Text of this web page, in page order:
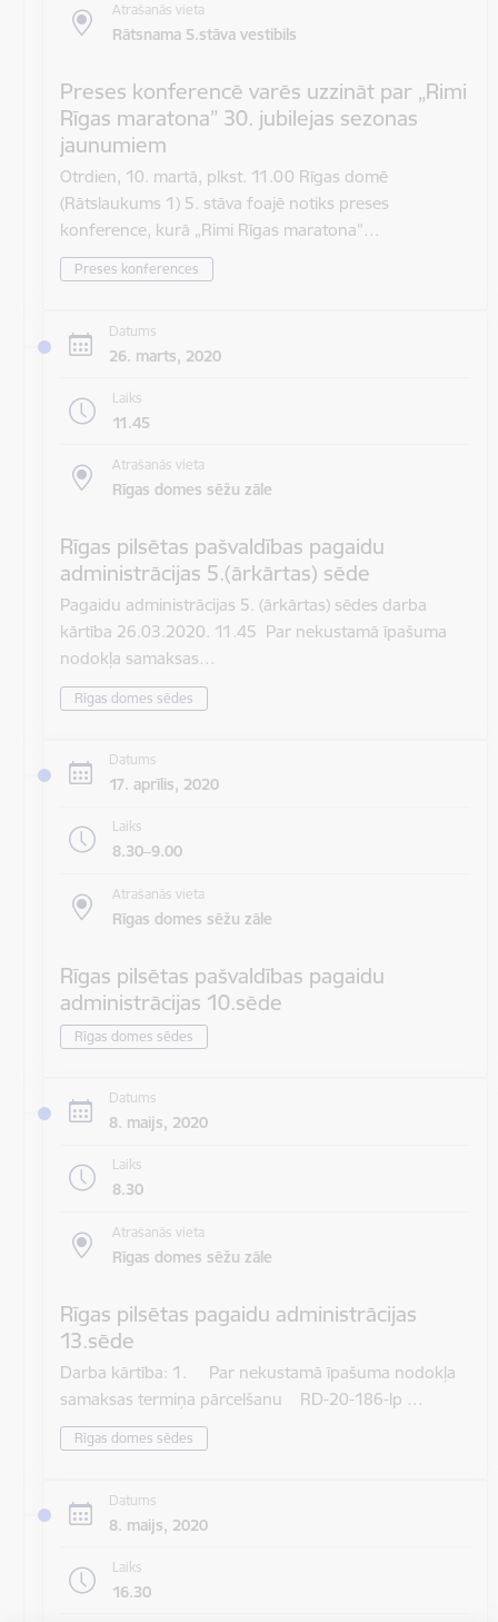
Atrašanās vieta
Rātsnama 5.stāva vestibils
Preses konferencē varēs uzzināt par „Rimi
Rīgas maratona” 30. jubilejas sezonas
jaunumiem
Otrdien, 10. martā, plkst. 11.00 Rīgas domē
(Rātslaukums 1) 5. stāva foajē notiks preses
konference, kurā „Rimi Rīgas maratona”…
Preses konferences
Datums
26. marts, 2020
Laiks
11.45
Atrašanās vieta
Rīgas domes sēžu zāle
Rīgas pilsētas pašvaldības pagaidu
administrācijas 5.(ārkārtas) sēde
Pagaidu administrācijas 5. (ārkārtas) sēdes darba
kārtība 26.03.2020. 11.45 Par nekustamā īpašuma
nodokļa samaksas…
Rīgas domes sēdes
Datums
17. aprīlis, 2020
Laiks
8.30–9.00
Atrašanās vieta
Rīgas domes sēžu zāle
Rīgas pilsētas pašvaldības pagaidu
administrācijas 10.sēde
Rīgas domes sēdes
Datums
8. maijs, 2020
Laiks
8.30
Atrašanās vieta
Rīgas domes sēžu zāle
Rīgas pilsētas pagaidu administrācijas
13.sēde
Darba kārtība: 1. Par nekustamā īpašuma nodokļa
samaksas termiņa pārcelšanu RD-20-186-lp …
Rīgas domes sēdes
Datums
8. maijs, 2020
Laiks
16.30